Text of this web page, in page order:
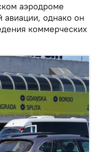
аэродроме
однако он
коммерческих